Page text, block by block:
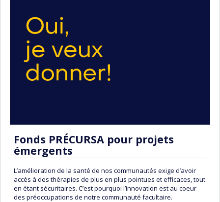
Fonds PRÉCURSA pour projets
émergents
L’amélioration de la santé de nos communautés exige d’avoir
accès à des thérapies de plus en plus pointues et efficaces, tout
en étant sécuritaires. C’est pourquoi l’innovation est au coeur
des préoccupations de notre communauté facultaire.